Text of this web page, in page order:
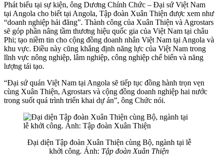
Phát biểu tại sự kiện, ông Dương Chính Chức – Đại sứ Việt Nam
tại Angola cho biết tại Angola, Tập đoàn Xuân Thiện được xem như
“doanh nghiệp hải đăng”. Thành công của Xuân Thiện và Agrostars
sẽ góp phần nâng tầm thương hiệu quốc gia của Việt Nam tại châu
Phi; tạo niềm tin cho cộng đồng doanh nhân Việt Nam tại Angola và
khu vực. Điều này cũng khẳng định năng lực của Việt Nam trong
lĩnh vực nông nghiệp, lâm nghiệp, công nghiệp chế biến và năng
lượng tái tạo.
“Đại sứ quán Việt Nam tại Angola sẽ tiếp tục đồng hành trọn vẹn
cùng Xuân Thiện, Agrostars và cộng đồng doanh nghiệp hai nước
trong suốt quá trình triển khai dự án”, ông Chức nói.
Đại diện Tập đoàn Xuân Thiện cùng Bộ, ngành tại lễ
khởi công. Ảnh: Tập đoàn Xuân Thiện